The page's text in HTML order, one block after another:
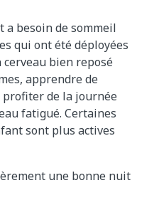
a besoin de sommeil
qui ont été déployées
bien reposé
apprendre de
de la journée
fatigué. Certaines
sont plus actives
une bonne nuit